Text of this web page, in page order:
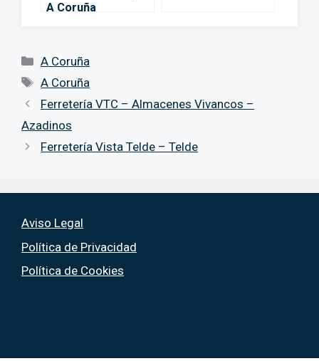
A Coruña
Categorías
A Coruña
Etiquetas
A Coruña
Ferretería VTC – Almacenes Vivancos –
Azadinos
Ferretería Vista Telde – Telde
Aviso Legal
Política de Privacidad
Política de Cookies